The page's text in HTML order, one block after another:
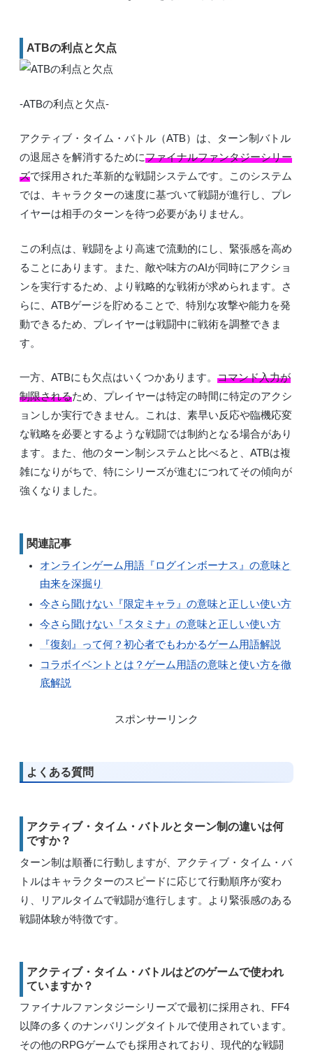
ATBの利点と欠点
-ATBの利点と欠点-
アクティブ・タイム・バトル（ATB）は、ターン制バトル
の退屈さを解消するためにファイナルファンタジーシリー
ズで採用された革新的な戦闘システムです。このシステム
では、キャラクターの速度に基づいて戦闘が進行し、プレ
イヤーは相手のターンを待つ必要がありません。
この利点は、戦闘をより高速で流動的にし、緊張感を高め
ることにあります。また、敵や味方のAIが同時にアクショ
ンを実行するため、より戦略的な戦術が求められます。さ
らに、ATBゲージを貯めることで、特別な攻撃や能力を発
動できるため、プレイヤーは戦闘中に戦術を調整できま
す。
一方、ATBにも欠点はいくつかあります。 コマンド入力が
制限されるため、プレイヤーは特定の時間に特定のアクシ
ョンしか実行できません。これは、素早い反応や臨機応変
な戦略を必要とするような戦闘では制約となる場合があり
ます。また、他のターン制システムと比べると、ATBは複
雑になりがちで、特にシリーズが進むにつれてその傾向が
強くなりました。
関連記事
オンラインゲーム用語『ログインボーナス』の意味と
由来を深掘り
今さら聞けない『限定キャラ』の意味と正しい使い方
今さら聞けない『スタミナ』の意味と正しい使い方
『復刻』って何？初心者でもわかるゲーム用語解説
コラボイベントとは？ゲーム用語の意味と使い方を徹
底解説
スポンサーリンク
よくある質問
アクティブ・タイム・バトルとターン制の違いは何
ですか？
ターン制は順番に行動しますが、アクティブ・タイム・バ
トルはキャラクターのスピードに応じて行動順序が変わ
り、リアルタイムで戦闘が進行します。より緊張感のある
戦闘体験が特徴です。
アクティブ・タイム・バトルはどのゲームで使われ
ていますか？
ファイナルファンタジーシリーズで最初に採用され、FF4
以降の多くのナンバリングタイトルで使用されています。
その他のRPGゲームでも採用されており、現代的な戦闘